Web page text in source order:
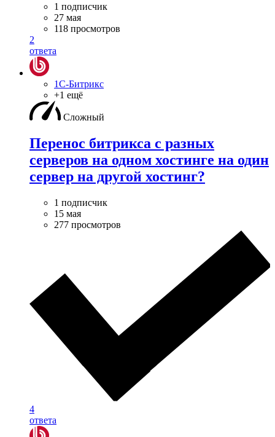
1 подписчик
27 мая
118 просмотров
2
ответа
1С-Битрикс
+1 ещё
Сложный
Перенос битрикса с разных
серверов на одном хостинге на один
сервер на другой хостинг?
1 подписчик
15 мая
277 просмотров
4
ответа